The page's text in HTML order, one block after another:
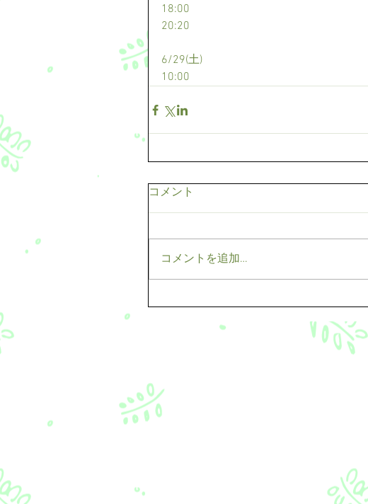
18:00
20:20
6/29(土)
10:00
コメント
コメントを追加…